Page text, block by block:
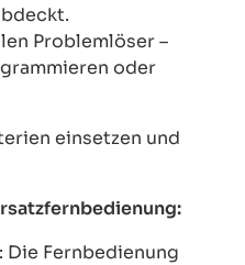
Problemlöser –
oder
einsetzen und
: Die Fernbedienung